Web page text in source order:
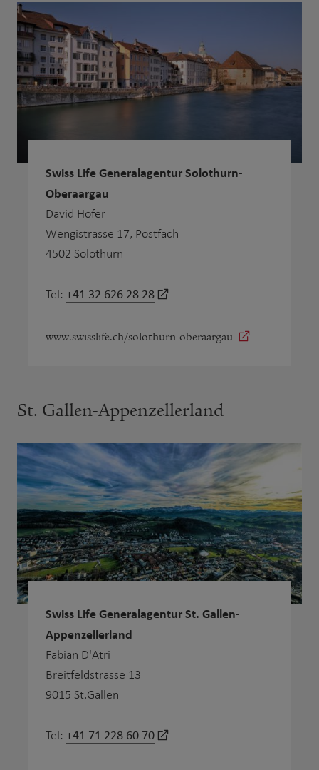
Swiss Life Generalagentur Solothurn-
Oberaargau
David Hofer
Wengistrasse 17, Postfach
4502 Solothurn
Tel: +41 32 626 28 28
www.swisslife.ch/solothurn-oberaargau
St. Gallen-Appenzellerland
Swiss Life Generalagentur St. Gallen-
Appenzellerland
Fabian D'Atri
Breitfeldstrasse 13
9015 St.Gallen
Tel: +41 71 228 60 70